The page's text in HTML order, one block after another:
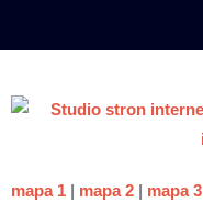
mapa 1 mapa 2 mapa 3